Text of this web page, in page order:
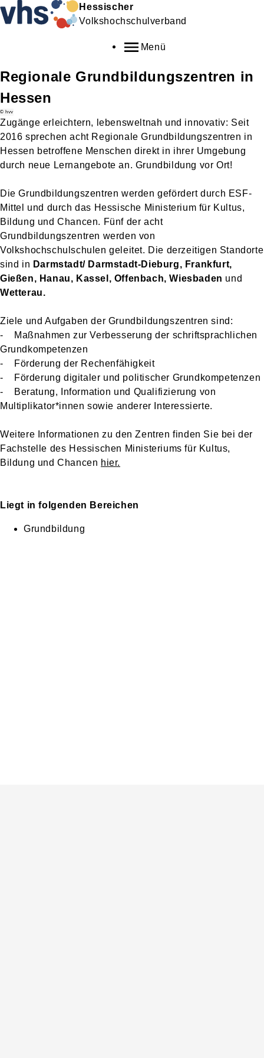
Hessischer
Volkshochschulverband
Menü
Regionale Grundbildungszentren in
Hessen
© hvv
Zugänge erleichtern, lebensweltnah und innovativ: Seit
2016 sprechen acht Regionale Grundbildungszentren in
Hessen betroffene Menschen direkt in ihrer Umgebung
durch neue Lernangebote an. Grundbildung vor Ort!
Die Grundbildungszentren werden gefördert durch ESF-
Mittel und durch das Hessische Ministerium für Kultus,
Bildung und Chancen. Fünf der acht
Grundbildungszentren werden von
Volkshochschulschulen geleitet. Die derzeitigen Standorte
sind in Darmstadt/ Darmstadt-Dieburg, Frankfurt,
Gießen, Hanau, Kassel, Offenbach,Wiesbaden und
Wetterau.
Ziele und Aufgaben der Grundbildungszentren sind:
- Maßnahmen zur Verbesserung der schriftsprachlichen
Grundkompetenzen
- Förderung der Rechenfähigkeit
- Förderung digitaler und politischer Grundkompetenzen
- Beratung, Information und Qualifizierung von
Multiplikator*innen sowie anderer Interessierte.
Weitere Informationen zu den Zentren finden Sie bei der
Fachstelle des Hessischen Ministeriums für Kultus,
Bildung und Chancen hier.
Liegt in folgenden Bereichen
Grundbildung